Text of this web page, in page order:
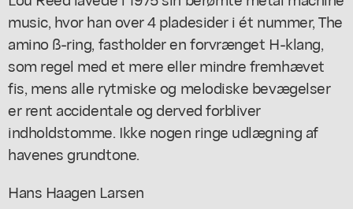
music, hvor han over 4 pladesider i ét nummer, The
amino ß-ring, fastholder en forvrænget H-klang,
som regel med et mere eller mindre fremhævet
fis, mens alle rytmiske og melodiske bevægelser
er rent accidentale og derved forbliver
indholdstomme. Ikke nogen ringe udlægning af
havenes grundtone.
Hans Haagen Larsen